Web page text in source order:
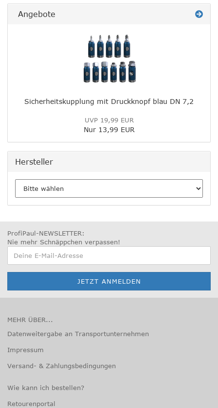
Angebote
Sicherheitskupplung mit Druckknopf blau DN 7,2
UVP 19,99 EUR
Nur 13,99 EUR
Hersteller
ProfiPaul-NEWSLETTER:
Nie mehr Schnäppchen verpassen!
MEHR ÜBER...
Datenweitergabe an Transportunternehmen
Impressum
Versand- & Zahlungsbedingungen
Wie kann ich bestellen?
Retourenportal